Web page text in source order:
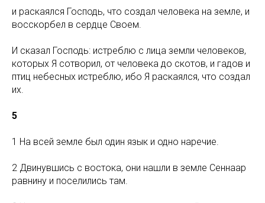
и раскаялся Господь, что создал человека на земле, и
восскорбел в сердце Своем.
И сказал Господь: истреблю с лица земли человеков,
которых Я сотворил, от человека до скотов, и гадов и
птиц небесных истреблю, ибо Я раскаялся, что создал
их.
5
1 На всей земле был один язык и одно наречие.
2 Двинувшись с востока, они нашли в земле Сеннаар
равнину и поселились там.